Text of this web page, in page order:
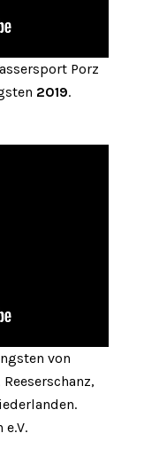
Porz
2019.
von